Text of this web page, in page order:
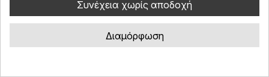
ADJ Fog Juice μηχανή καπνού CO2 5L
Συνέχεια χωρίς αποδοχή
Διαμόρφωση